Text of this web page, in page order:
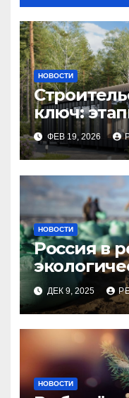
НОВОСТИ
ключ:
ФЕВ 19, 2026
НОВОСТИ
Россия в
ДЕК 9, 2025
НОВОСТИ